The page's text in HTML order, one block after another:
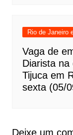
Rio de Janeiro
Vaga de
Diarista
Tijuca em
sexta (05/
Deixe um